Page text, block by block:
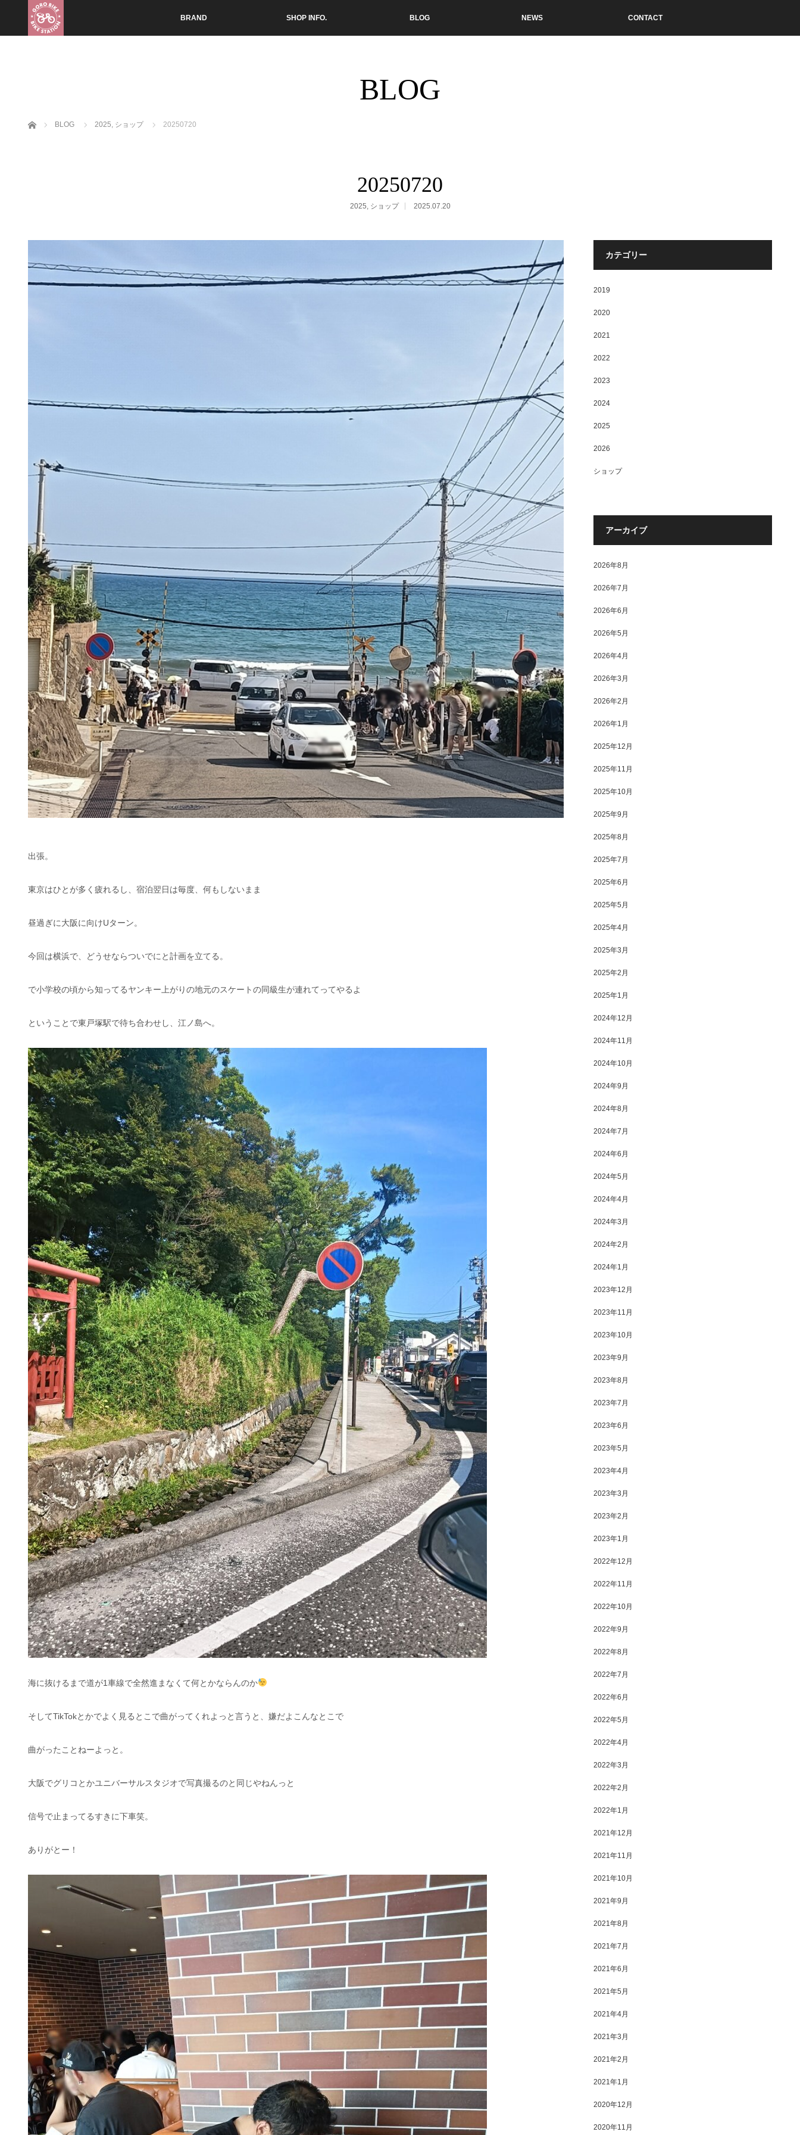
BRAND SHOP INFO. BLOG NEWS CONTACT
BLOG
ホーム BLOG 2025, ショップ 20250720
20250720
2025, ショップ 2025.07.20
出張。
東京はひとが多く疲れるし、宿泊翌日は毎度、何もしないまま
昼過ぎに大阪に向けUターン。
今回は横浜で、どうせならついでにと計画を立てる。
で小学校の頃から知ってるヤンキー上がりの地元のスケートの同級生が連れてってやるよ
ということで東戸塚駅で待ち合わせし、江ノ島へ。
海に抜けるまで道が1車線で全然進まなくて何とかならんのか
そしてTikTokとかでよく見るとこで曲がってくれよっと言うと、嫌だよこんなとこで
曲がったことねーよっと。
大阪でグリコとかユニバーサルスタジオで写真撮るのと同じやねんっと
信号で止まってるすきに下車笑。
ありがとー！
カテゴリー
2019
2020
2021
2022
2023
2024
2025
2026
ショップ
アーカイブ
2026年8月
2026年7月
2026年6月
2026年5月
2026年4月
2026年3月
2026年2月
2026年1月
2025年12月
2025年11月
2025年10月
2025年9月
2025年8月
2025年7月
2025年6月
2025年5月
2025年4月
2025年3月
2025年2月
2025年1月
2024年12月
2024年11月
2024年10月
2024年9月
2024年8月
2024年7月
2024年6月
2024年5月
2024年4月
2024年3月
2024年2月
2024年1月
2023年12月
2023年11月
2023年10月
2023年9月
2023年8月
2023年7月
2023年6月
2023年5月
2023年4月
2023年3月
2023年2月
2023年1月
2022年12月
2022年11月
2022年10月
2022年9月
2022年8月
2022年7月
2022年6月
2022年5月
2022年4月
2022年3月
2022年2月
2022年1月
2021年12月
2021年11月
2021年10月
2021年9月
2021年8月
2021年7月
2021年6月
2021年5月
2021年4月
2021年3月
2021年2月
2021年1月
2020年12月
2020年11月